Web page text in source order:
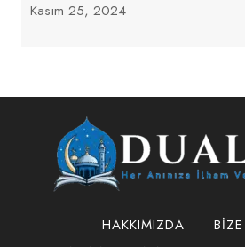
Kasım 25, 2024
HAKKIMIZDA